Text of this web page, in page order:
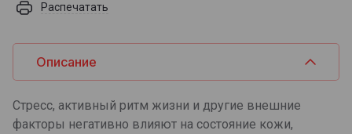
Распечатать
Описание
Стресс, активный ритм жизни и другие внешние
факторы негативно влияют на состояние кожи,